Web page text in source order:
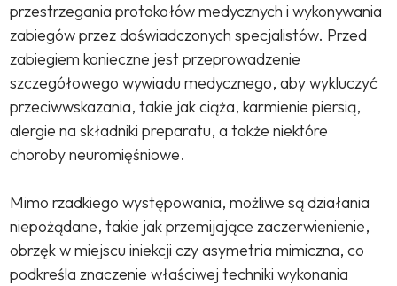
przestrzegania protokołów medycznych i wykonywania
zabiegów przez doświadczonych specjalistów. Przed
zabiegiem konieczne jest przeprowadzenie
szczegółowego wywiadu medycznego, aby wykluczyć
przeciwwskazania, takie jak ciąża, karmienie piersią,
alergie na składniki preparatu, a także niektóre
choroby neuromięśniowe.
Mimo rzadkiego występowania, możliwe są działania
niepożądane, takie jak przemijające zaczerwienienie,
obrzęk w miejscu iniekcji czy asymetria mimiczna, co
podkreśla znaczenie właściwej techniki wykonania